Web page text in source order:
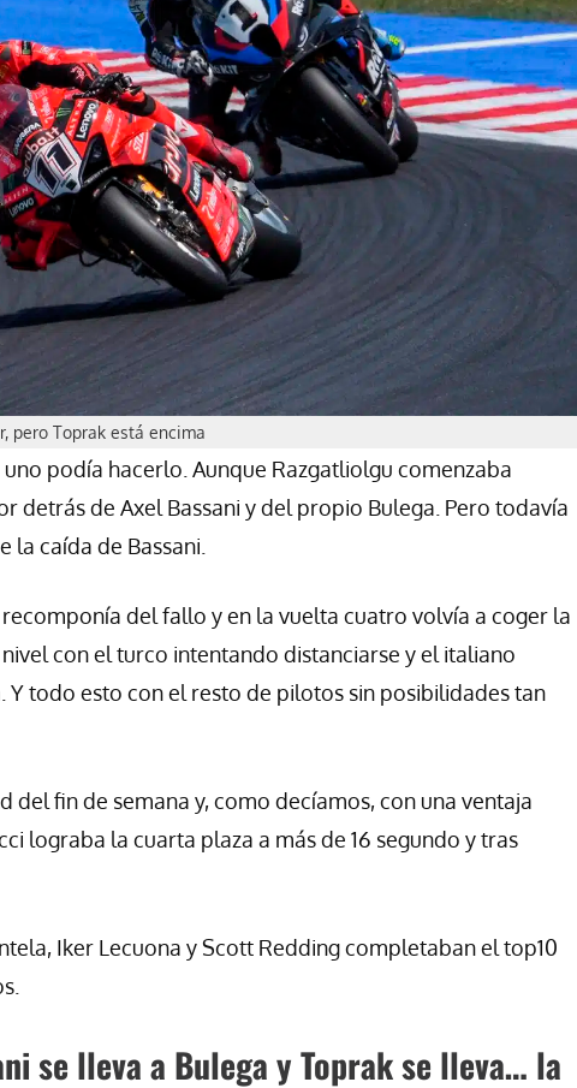
pero Toprak está encima
podía hacerlo. Aunque Razgatliolgu comenzaba
de Axel Bassani y del propio Bulega. Pero todavía
caída de Bassani.
del fallo y en la vuelta cuatro volvía a coger la
con el turco intentando distanciarse y el italiano
todo esto con el resto de pilotos sin posibilidades tan
fin de semana y, como decíamos, con una ventaja
lograba la cuarta plaza a más de 16 segundo y tras
Iker Lecuona y Scott Redding completaban el top10
se lleva a Bulega y Toprak se lleva… la